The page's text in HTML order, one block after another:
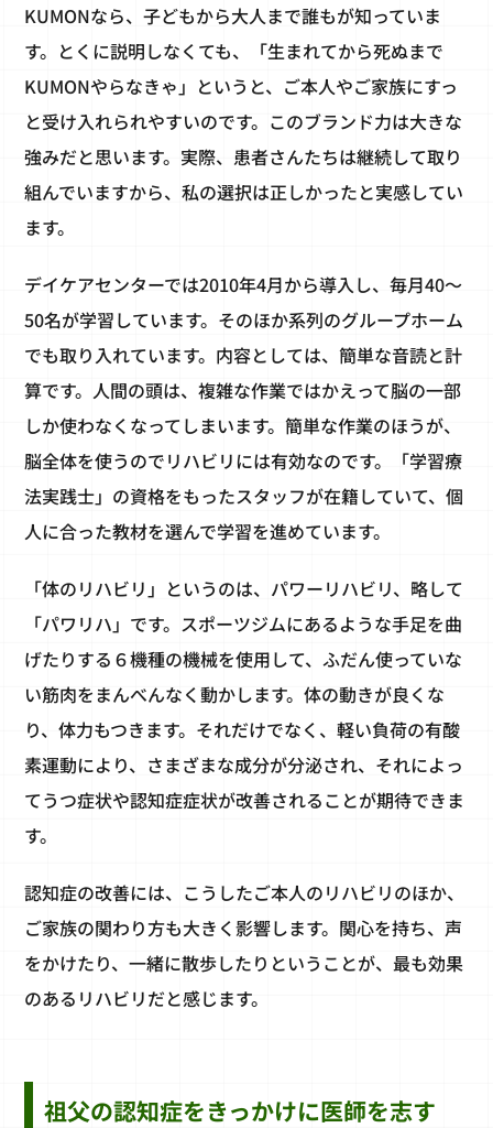
KUMONなら、子どもから大人まで誰もが知っていま
す。とくに説明しなくても、「生まれてから死ぬまで
KUMONやらなきゃ」というと、ご本人やご家族にすっ
と受け入れられやすいのです。このブランド力は大きな
強みだと思います。実際、患者さんたちは継続して取り
組んでいますから、私の選択は正しかったと実感してい
ます。
デイケアセンターでは2010年4月から導入し、毎月40～
50名が学習しています。そのほか系列のグループホーム
でも取り入れています。内容としては、簡単な音読と計
算です。人間の頭は、複雑な作業ではかえって脳の一部
しか使わなくなってしまいます。簡単な作業のほうが、
脳全体を使うのでリハビリには有効なのです。「学習療
法実践士」の資格をもったスタッフが在籍していて、個
人に合った教材を選んで学習を進めています。
「体のリハビリ」というのは、パワーリハビリ、略して
「パワリハ」です。スポーツジムにあるような手足を曲
げたりする６機種の機械を使用して、ふだん使っていな
い筋肉をまんべんなく動かします。体の動きが良くな
り、体力もつきます。それだけでなく、軽い負荷の有酸
素運動により、さまざまな成分が分泌され、それによっ
てうつ症状や認知症症状が改善されることが期待できま
す。
認知症の改善には、こうしたご本人のリハビリのほか、
ご家族の関わり方も大きく影響します。関心を持ち、声
をかけたり、一緒に散歩したりということが、最も効果
のあるリハビリだと感じます。
祖父の認知症をきっかけに医師を志す